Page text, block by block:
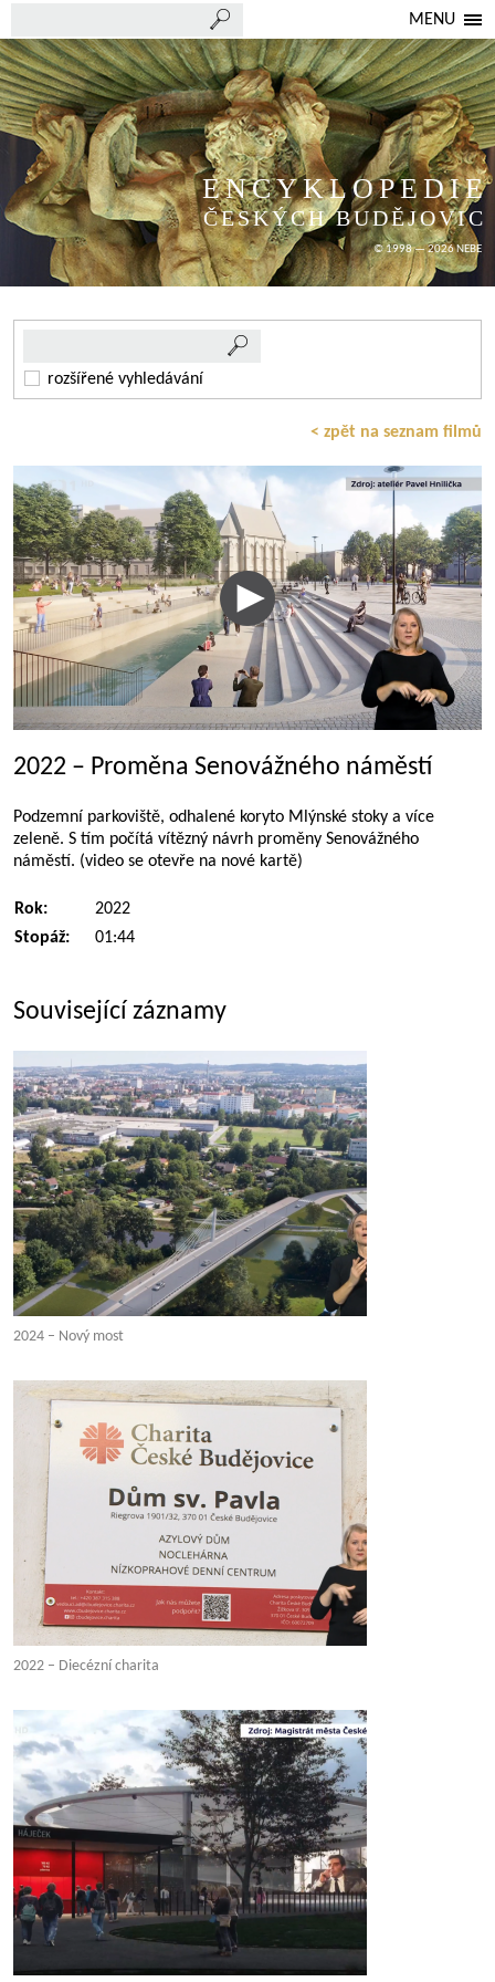
MENU
ENCYKLOPEDIE
ČESKÝCH BUDĚJOVIC
© 1998 — 2026 NEBE
rozšířené vyhledávání
< zpět na seznam filmů
2022 – Proměna Senovážného náměstí
Podzemní parkoviště, odhalené koryto Mlýnské stoky a více
zeleně. S tím počítá vítězný návrh proměny Senovážného
náměstí. (video se otevře na nové kartě)
Rok:
2022
Stopáž:
01:44
Související záznamy
2024 – Nový most
2022 – Diecézní charita